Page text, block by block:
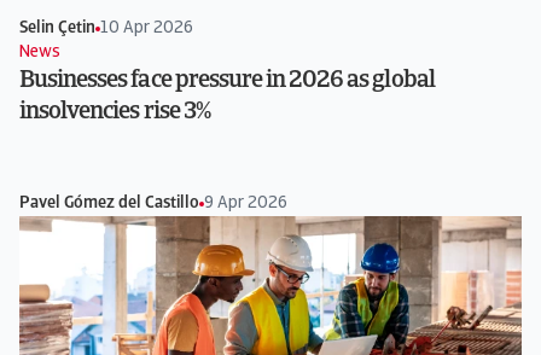
Selin Çetin 10 Apr 2026
News
Businesses face pressure in 2026 as global
insolvencies rise 3%
Pavel Gómez del Castillo 9 Apr 2026